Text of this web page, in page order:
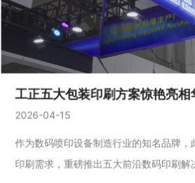
2026-04-15
作为数码喷印设备制造行业的知名品牌，
印刷需求，重磅推出五大前沿数码印刷解